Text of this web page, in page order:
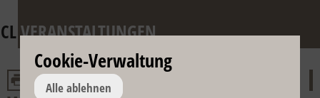
CLVERANSTALTUNGEN
Cookie-Verwaltung
Alle ablehnen